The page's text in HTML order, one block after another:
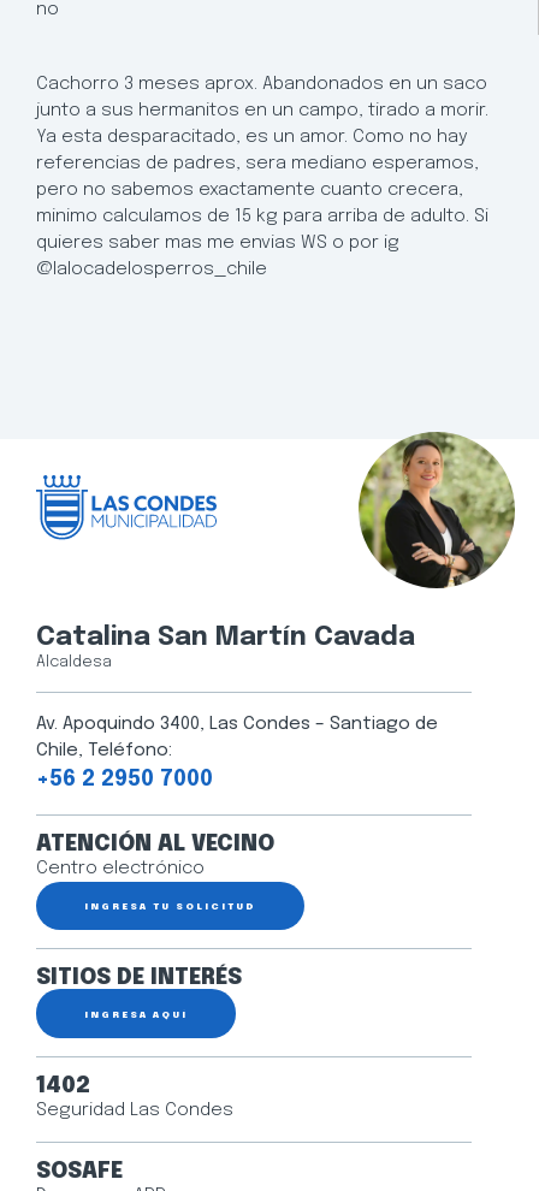
no
Cachorro 3 meses aprox. Abandonados en un saco
junto a sus hermanitos en un campo, tirado a morir.
Ya esta desparacitado, es un amor. Como no hay
referencias de padres, sera mediano esperamos,
pero no sabemos exactamente cuanto crecera,
minimo calculamos de 15 kg para arriba de adulto. Si
quieres saber mas me envias WS o por ig
@lalocadelosperros_chile
Catalina San Martín Cavada
Alcaldesa
Av. Apoquindo 3400, Las Condes – Santiago de
Chile, Teléfono:
+56 2 2950 7000
ATENCIÓN AL VECINO
Centro electrónico
INGRESA TU SOLICITUD
SITIOS DE INTERÉS
INGRESA AQUÍ
1402
Seguridad Las Condes
SOSAFE